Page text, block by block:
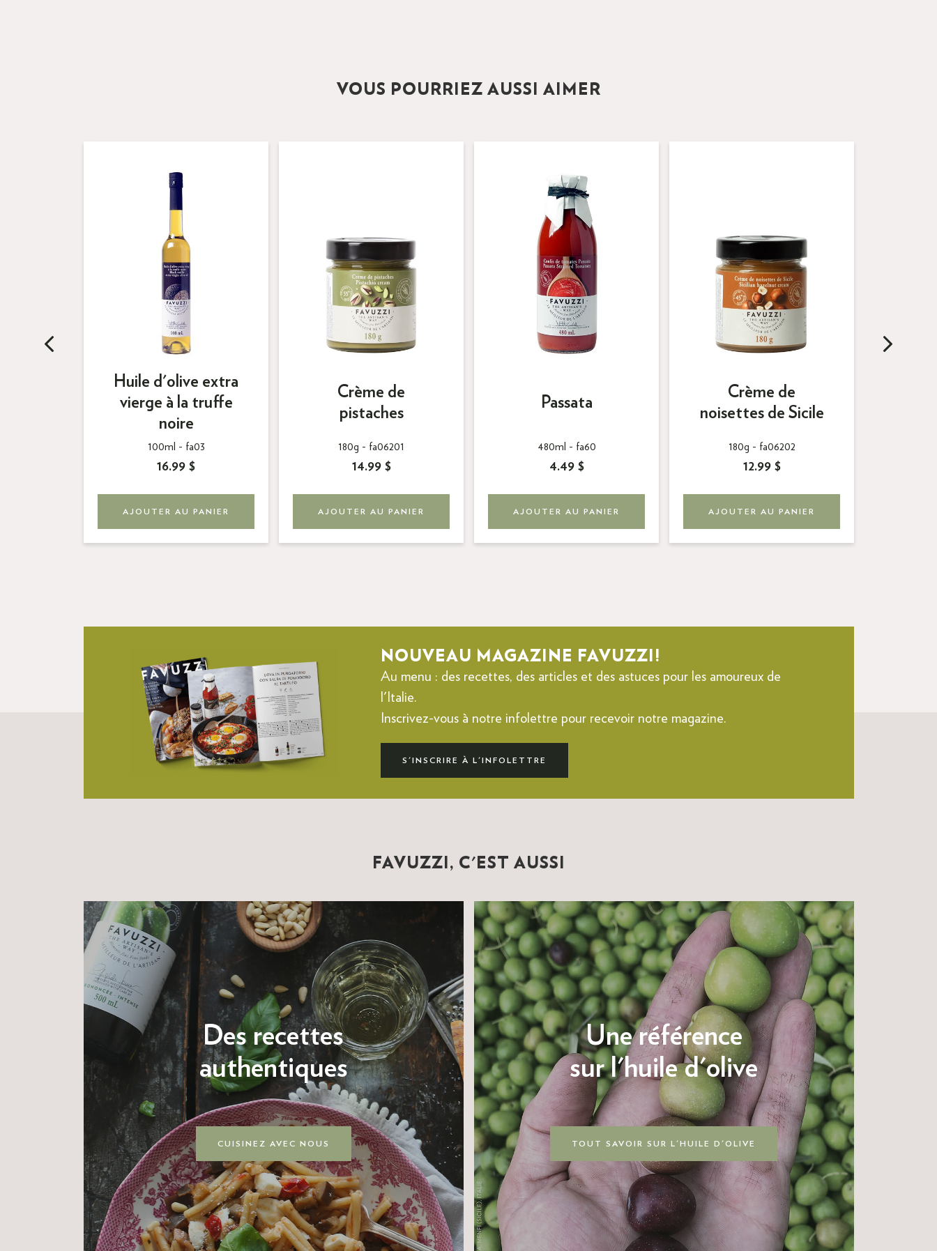
VOUS POURRIEZ AUSSI AIMER
Huile d'olive extra
vierge à la truffe
noire
100ml - fa03
16.99 $
AJOUTER AU PANIER
Crème de
pistaches
180g - fa06201
14.99 $
AJOUTER AU PANIER
Passata
480ml - fa60
4.49 $
AJOUTER AU PANIER
Crème de
noisettes de Sicile
180g - fa06202
12.99 $
AJOUTER AU PANIER
NOUVEAU MAGAZINE FAVUZZI!
Au menu : des recettes, des articles et des astuces pour les amoureux de
l'Italie.
Inscrivez-vous à notre infolettre pour recevoir notre magazine.
S'INSCRIRE À L'INFOLETTRE
FAVUZZI, C'EST AUSSI
Des recettes
authentiques
CUISINEZ AVEC NOUS
Une référence
sur l'huile d'olive
TOUT SAVOIR SUR L'HUILE D'OLIVE